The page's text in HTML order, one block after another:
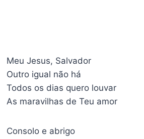
Meu Jesus, Salvador
Outro igual não há
Todos os dias quero louvar
As maravilhas de Teu amor
Consolo e abrigo